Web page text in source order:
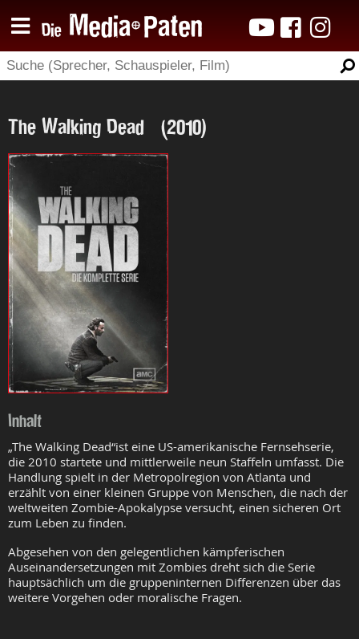
The Walking Dead (2010)
Inhalt
„The Walking Dead“ist eine US-amerikanische Fernsehserie,
die 2010 startete und mittlerweile neun Staffeln umfasst. Die
Handlung spielt in der Metropolregion von Atlanta und
erzählt von einer kleinen Gruppe von Menschen, die nach der
weltweiten Zombie-Apokalypse versucht, einen sicheren Ort
zum Leben zu finden.
Abgesehen von den gelegentlichen kämpferischen
Auseinandersetzungen mit Zombies dreht sich die Serie
hauptsächlich um die gruppeninternen Differenzen über das
weitere Vorgehen oder moralische Fragen.